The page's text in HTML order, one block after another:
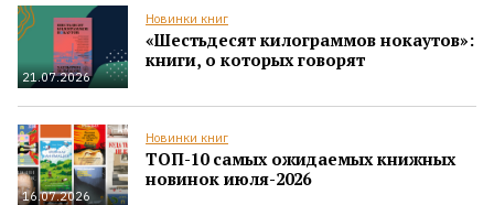
21.07.2026
Новинки книг
«Шестьдесят килограммов нокаутов»:
книги, о которых говорят
16.07.2026
Новинки книг
ТОП-10 самых ожидаемых книжных
новинок июля-2026